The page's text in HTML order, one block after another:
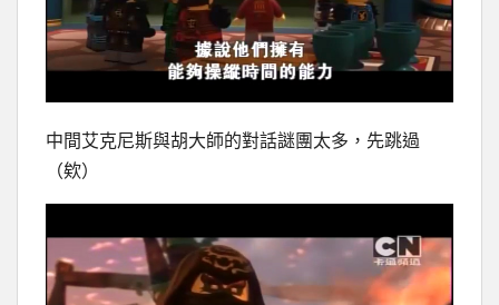
中間艾克尼斯與胡大師的對話謎團太多，先跳過
（欸）